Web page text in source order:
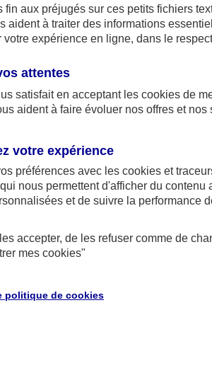
AXA Assurance
fin aux préjugés sur ces petits fichiers
aident à traiter des informations
votre expérience en ligne, dans le
attentes
satisfait en acceptant les cookies de
aident à faire évoluer nos offres et nos
votre expérience
préférences avec les cookies et
nous permettent d'afficher du contenu
et de suivre la performance
accepter, de les refuser comme de
mes cookies"
politique de cookies